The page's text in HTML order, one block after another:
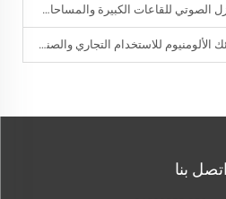
للقاعات الكبيرة والمساحات التجارية
الألومنيوم للاستخدام التجاري والصناعي
اتصل بنا